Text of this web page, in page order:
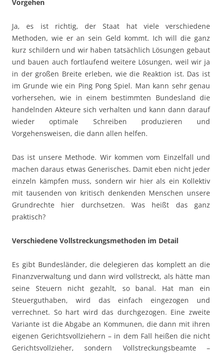
Vorgehen
Ja, es ist richtig, der Staat hat viele verschiedene
Methoden, wie er an sein Geld kommt. Ich will die ganz
kurz schildern und wir haben tatsächlich Lösungen gebaut
und bauen auch fortlaufend weitere Lösungen, weil wir ja
in der großen Breite erleben, wie die Reaktion ist. Das ist
im Grunde wie ein Ping Pong Spiel. Man kann sehr genau
vorhersehen, wie in einem bestimmten Bundesland die
handelnden Akteure sich verhalten und kann dann darauf
wieder optimale Schreiben produzieren und
Vorgehensweisen, die dann allen helfen.
Das ist unsere Methode. Wir kommen vom Einzelfall und
machen daraus etwas Generisches. Damit eben nicht jeder
einzeln kämpfen muss, sondern wir hier als ein Kollektiv
mit tausenden von kritisch denkenden Menschen unsere
Grundrechte hier durchsetzen. Was heißt das ganz
praktisch?
Verschiedene Vollstreckungsmethoden im Detail
Es gibt Bundesländer, die delegieren das komplett an die
Finanzverwaltung und dann wird vollstreckt, als hätte man
seine Steuern nicht gezahlt, so banal. Hat man ein
Steuerguthaben, wird das einfach eingezogen und
verrechnet. So hart wird das durchgezogen. Eine zweite
Variante ist die Abgabe an Kommunen, die dann mit ihren
eigenen Gerichtsvollziehern – in dem Fall heißen die nicht
Gerichtsvollzieher, sondern Vollstreckungsbeamte –